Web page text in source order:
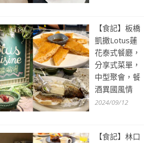
【食記】板橋
凱撒Lotus蓮
花泰式餐廳，
分享式菜單，
中型聚會，餐
酒異國風情
2024/09/12
【食記】林口